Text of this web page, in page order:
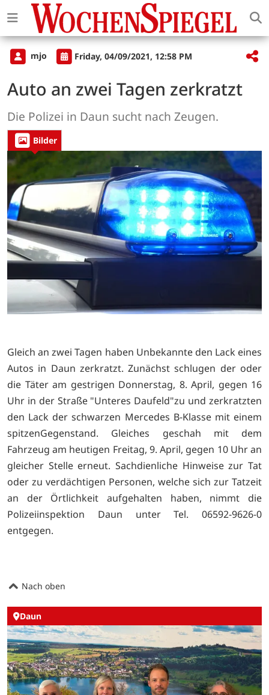
mjo Friday, 04/09/2021, 12:58 PM
Auto an zwei Tagen zerkratzt
Die Polizei in Daun sucht nach Zeugen.
Bilder
Gleich an zwei Tagen haben Unbekannte den Lack eines
Autos in Daun zerkratzt. Zunächst schlugen der oder
die Täter am gestrigen Donnerstag, 8. April, gegen 16
Uhr in der Straße "Unteres Daufeld"zu und zerkratzten
den Lack der schwarzen Mercedes B-Klasse mit einem
spitzenGegenstand. Gleiches geschah mit dem
Fahrzeug am heutigen Freitag, 9. April, gegen 10 Uhr an
gleicher Stelle erneut. Sachdienliche Hinweise zur Tat
oder zu verdächtigen Personen, welche sich zur Tatzeit
an der Örtlichkeit aufgehalten haben, nimmt die
Polizeiinspektion Daun unter Tel. 06592-9626-0
entgegen.
Nach oben
Daun